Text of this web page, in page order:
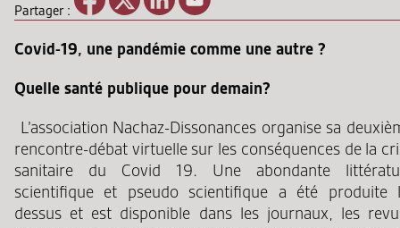
Partager :
Covid-19, une pandémie comme une autre ?
Quelle santé publique pour demain?
L’association Nachaz-Dissonances organise sa
rencontre-débat virtuelle sur les conséquences de la
sanitaire du Covid 19. Une abondante
scientifique et pseudo scientifique a été produite
dessus et est disponible dans les journaux, les